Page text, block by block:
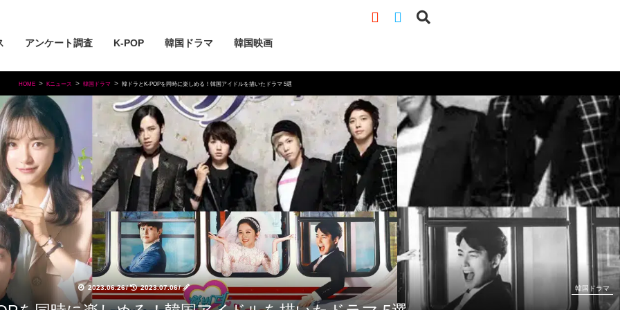
アンケート調査 K-POP 韓国ドラマ 韓国映画
HOME Kニュース 韓国ドラマ 韓ドラとK-POPを同時に楽しめる！韓国アイドルを描いたドラマ 5選
2023.06.26/ 2023.07.06/ 韓国ドラマ